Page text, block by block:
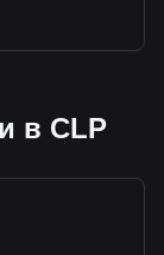
в CLP